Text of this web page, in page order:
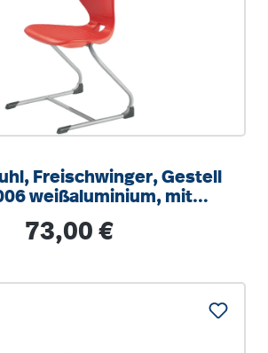
Freischwinger, Gestell
weißaluminium, mit
Regulärer Preis:
73,00 €